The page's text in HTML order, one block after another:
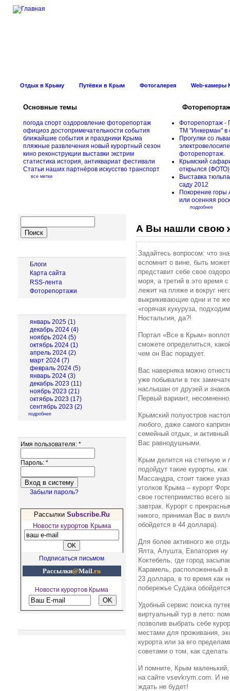
Отдых в Крыму Путёвки в Крым Фотогалерея Web-камеры
Основные темы
погода спорт оздоровление фоторепортаж
официоз достопримечательности события
ближайшие события и праздники Крыма
пляжные развлечения новый курортный сезон
кино реконструкции выставки экстрим
статистика история, антиквариат фестивали
Статьи наших партнёров искусство транспорт
все метки
Фоторепортаж -
ТМ "Инкерман" в
Прогулки cо
фоторепортаж.
Крымский
открылся (ФОТО)
Выставка
саду 2012
Покорение горы
или осенняя
подробнее
Блоги
Карта сайта
RSS-лента
Фоторепортажи
январь 2025 (1)
декабрь 2024 (4)
ноябрь 2024 (5)
октябрь 2024 (1)
апрель 2024 (2)
март 2024 (7)
февраль 2024 (5)
январь 2024 (3)
декабрь 2023 (11)
ноябрь 2023 (21)
октябрь 2023 (17)
сентябрь 2023 (2)
подробнее
Имя пользователя: *
Пароль: *
Забыли пароль?
Рассылки Subscribe.Ru
Новости курортов Крыма
Подписаться письмом
Рассылки@Mail.ru
Новости курортов Крыма
А Вы нашли свою
Задайтесь вопросом: что
вспомнит о вине, быть
представит себе свое
моря, а третий в это время
лежит на пляже и вокруг
выкрикивающие одни и те
«горячая кукуруза,
Ностальгия, да?!
Портал «Все в Крым»
сможете определиться,
чем он Вас порадует.
Вас наверняка можно
уже побывали в тех
наслышан от друзей и
Первый вариант,
Крымский полуостров
любого, даже самого
семейный отдых, и
Вас равнодушными.
Крым делится на степную и
подойдут такие курорты,
Массандра, стоит также
уголков Крыма – курорт
свое гостеприимство всего
завтрак. Курорт с
никого, принимая Вас в
обойдется в 44 доллара).
Для более активного же
Ялта, Алушта, Евпатория
Коктебель, где город
Карамель, расположенный в
23 доллара, в то время как
побережье Судака
Удобный сервис поиска
виртуальный тур в лето:
позволив выбрать себе
местами для проживания,
курорта или за его
советами о том, как
И помните, Крым
на сайте vsevkrym.com. И
ждать не будет!